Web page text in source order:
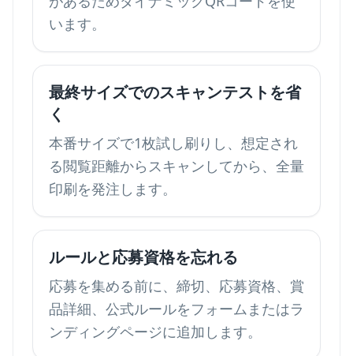
います。
最終サイズでのスキャンテストを省
く
本番サイズで1枚試し刷りし、想定され
る閲覧距離からスキャンしてから、全量
印刷を発注します。
ルールと応募資格を忘れる
応募を集める前に、締切、応募資格、賞
品詳細、公式ルールをフォームまたはラ
ンディングページに追加します。